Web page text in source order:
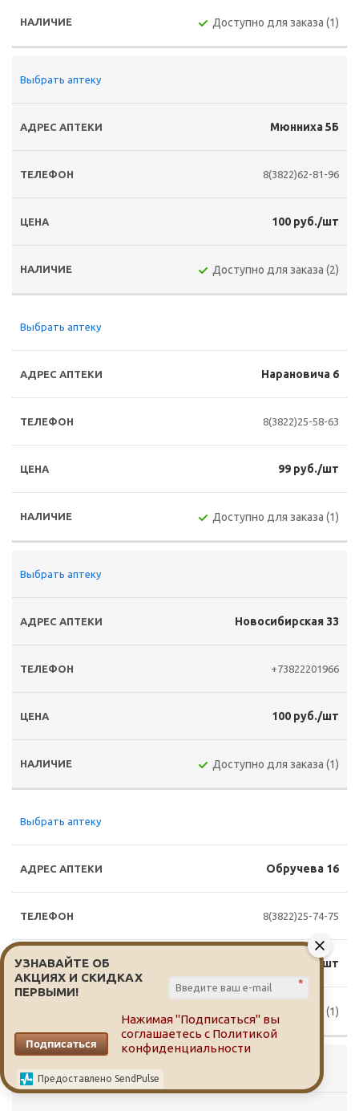
Доступно для заказа (1)
Выбрать аптеку
Мюнниха 5Б
8(3822)62-81-96
100 руб./шт
Доступно для заказа (2)
Выбрать аптеку
Нарановича 6
8(3822)25-58-63
99 руб./шт
Доступно для заказа (1)
Выбрать аптеку
Новосибирская 33
+73822201966
100 руб./шт
Доступно для заказа (1)
Выбрать аптеку
Обручева 16
8(3822)25-74-75
98 руб./шт
Доступно для заказа (1)
УЗНАВАЙТЕ ОБ
АКЦИЯХ И СКИДКАХ
ПЕРВЫМИ!
*
Подписаться
Нажимая "Подписаться" вы
соглашаетесь с Политикой
конфиденциальности
Предоставлено SendPulse